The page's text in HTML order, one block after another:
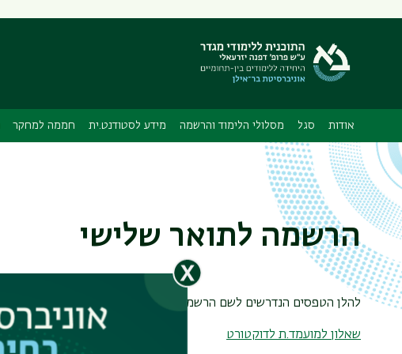
תפריט
אודות סגל מסלולי הלימוד והרשמה מידע לסטודנט.ית חממה למחקר
הרשמה לתואר שלישי
להלן הטפסים הנדרשים לשם הרשמה:
שאלון למועמד.ת לדוקטורט